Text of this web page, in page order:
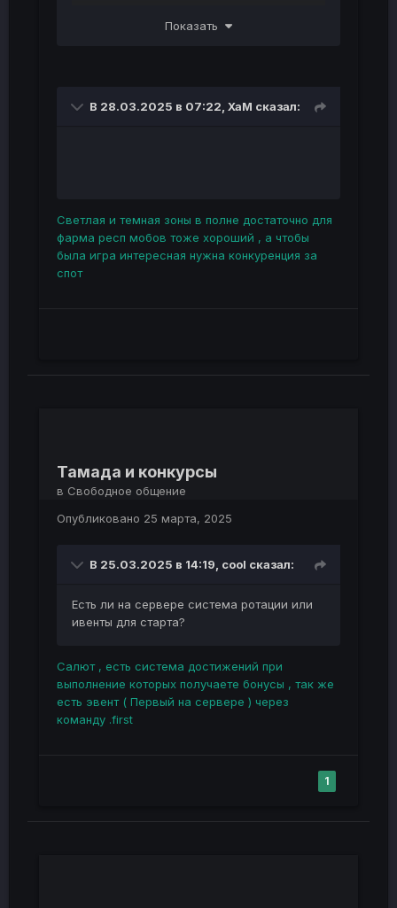
Показать
В 28.03.2025 в 07:22, XaM сказал:
Светлая и темная зоны в полне достаточно для
фарма респ мобов тоже хороший , а чтобы
была игра интересная нужна конкуренция за
спот
Тамада и конкурсы
в Свободное общение
Опубликовано 25 марта, 2025
В 25.03.2025 в 14:19, cool сказал:
Есть ли на сервере система ротации или
ивенты для старта?
Салют , есть система достижений при
выполнение которых получаете бонусы , так же
есть эвент ( Первый на сервере ) через
команду .first
1